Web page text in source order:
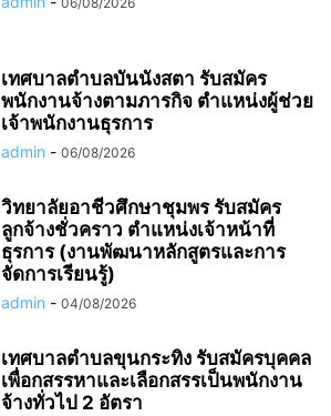
เทศบาลตำบลบันนังสตา รับสมัคร
พนักงานจ้างตามภารกิจ ตำแหน่งผู้ช่วย
เจ้าพนักงานธุรการ
admin - 06/08/2026
วิทยาลัยอาชีวศึกษาชุมพร รับสมัคร
ลูกจ้างชั่วคราว ตำแหน่งเจ้าหน้าที่
ธุรการ (งานพัฒนาหลักสูตรและการ
จัดการเรียนรู้)
admin - 04/08/2026
เทศบาลตำบลขุนกระทิง รับสมัครบุคคล
เพื่อกสรรหาและเลือกสรรเป็นพนักงาน
จ้างทั่วไป 2 อัตรา